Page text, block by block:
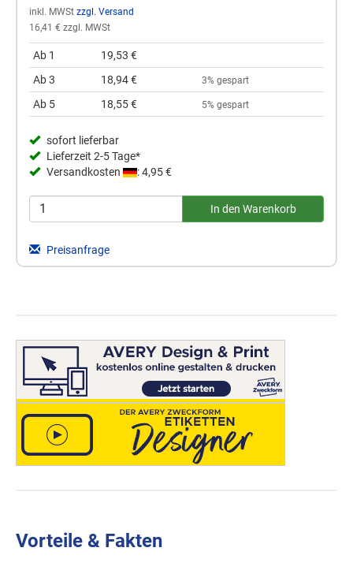
inkl. MWSt zzgl. Versand
16,41 € zzgl. MWSt
Ab 1
19,53 €
Ab 3
18,94 € 3% gespart
Ab 5 18,55 € 5% gespart
sofort lieferbar
Lieferzeit 2-5 Tage*
Versandkosten
: 4,95 €
Preisanfrage
Vorteile & Fakten